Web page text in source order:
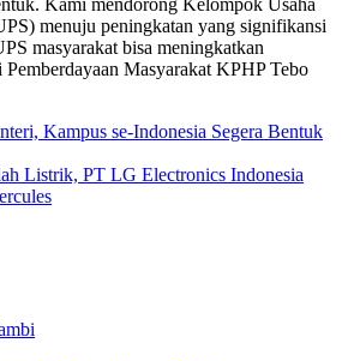
menuju peningkatan yang signifikansi
masyarakat bisa meningkatkan
Masyarakat KPHP Tebo
Kampus se-Indonesia Segera Bentuk
Listrik, PT LG Electronics Indonesia